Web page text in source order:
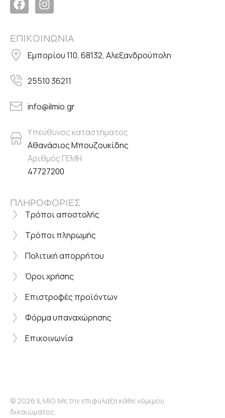
ΕΠΙΚΟΙΝΩΝΙΑ
Εμπορίου 110, 68132, Αλεξανδρούπολη
25510 36211
info@ilmio.gr
Υπεύθυνος καταστήματος
Αθανάσιος Μπουζουκίδης
Αριθμός ΓΕΜΗ
47727200
ΠΛΗΡΟΦΟΡΙΕΣ
Τρόποι αποστολής
Τρόποι πληρωμής
Πολιτική απορρήτου
Όροι χρήσης
Επιστροφές προϊόντων
Φόρμα υπαναχώρησης
Επικοινωνία
© 2026 IL MIO. Με την επιφύλαξη κάθε νόμιμου
δικαιώματος.